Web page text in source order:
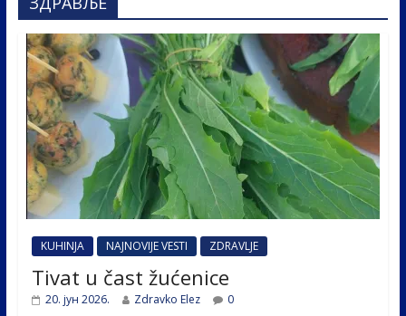
KUHINJA NAJNOVIJE VESTI ZDRAVLJE
Tivat u čast žućenice
20. јун 2026. Zdravko Elez 0